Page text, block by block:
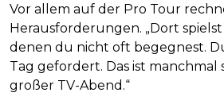
Vor allem auf der Pro Tour
Herausforderungen. „Dort
denen du nicht oft begegnest.
Tag gefordert. Das ist manchmal
großer TV-Abend.“